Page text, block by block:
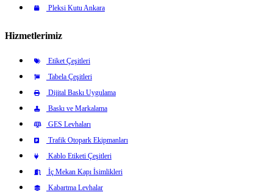
Pleksi Kutu Ankara
Hizmetlerimiz
Etiket Çeşitleri
Tabela Çeşitleri
Dijital Baskı Uygulama
Baskı ve Markalama
GES Levhaları
Trafik Otopark Ekipmanları
Kablo Etiketi Çeşitleri
İç Mekan Kapı İsimlikleri
Kabartma Levhalar